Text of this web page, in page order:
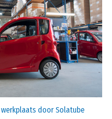
door Solatube